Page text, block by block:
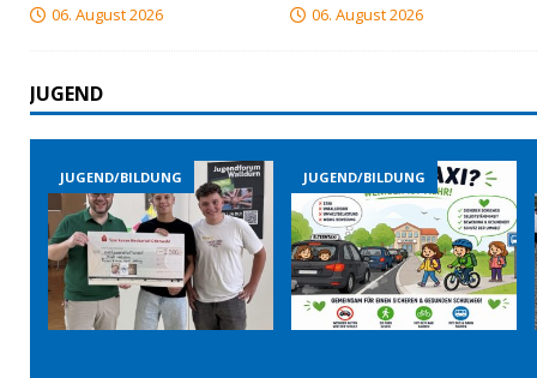
06. August 2026 06. August 2026
JUGEND
JUGEND/BILDUNG JUGEND/BILDUNG